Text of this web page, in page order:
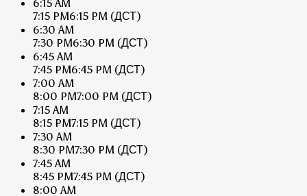
6:15 AM
7:15 PM6:15 PM (ДСТ)
6:30 AM
7:30 PM6:30 PM (ДСТ)
6:45 AM
7:45 PM6:45 PM (ДСТ)
7:00 AM
8:00 PM7:00 PM (ДСТ)
7:15 AM
8:15 PM7:15 PM (ДСТ)
7:30 AM
8:30 PM7:30 PM (ДСТ)
7:45 AM
8:45 PM7:45 PM (ДСТ)
8:00 AM